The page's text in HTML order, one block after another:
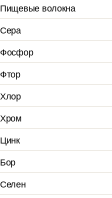
Пищевые волокна
Сера
Фосфор
Фтор
Хлор
Хром
Цинк
Бор
Селен